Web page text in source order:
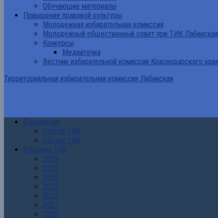
Обучающие материалы
Повышение правовой культуры
Молодежная избирательная комиссия
Молодежный общественный совет при ТИК Лабинская
Конкурсы
Медиаточка
Вестник избирательной комиссии Краснодарского
Территориальная избирательная комиссия Лабинская
О комиссии
Состав ТИК
Состав УИК
Решения ТИК
2026
2025
2024
2023
2022
2021
2020